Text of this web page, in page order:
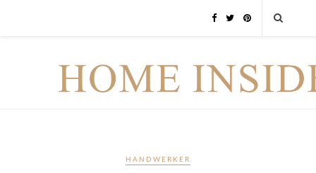
HANDWERKER